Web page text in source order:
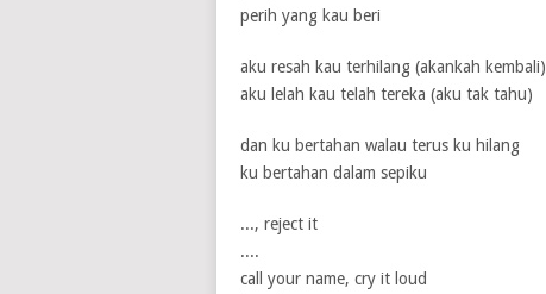
perih yang kau beri
aku resah kau terhilang (akankah kembali)
aku lelah kau telah tereka (aku tak tahu)
dan ku bertahan walau terus ku hilang
ku bertahan dalam sepiku
..., reject it
....
call your name, cry it loud